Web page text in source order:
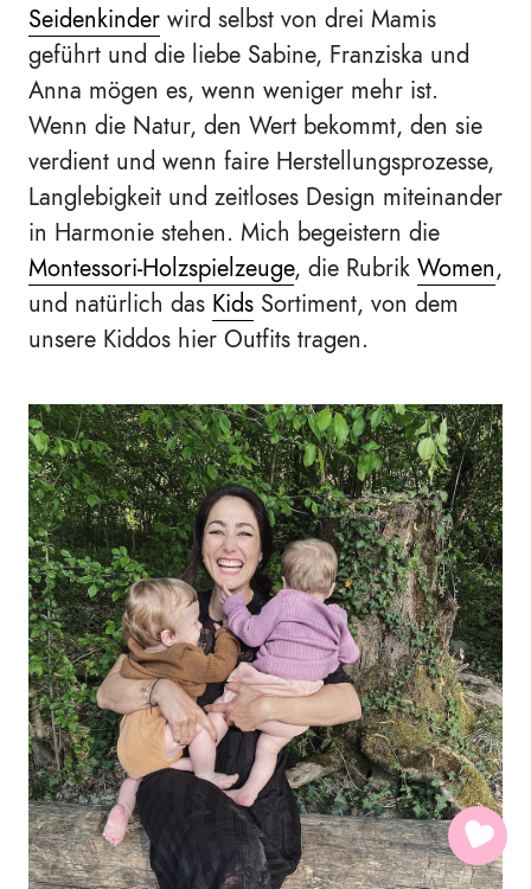
Seidenkinder wird selbst von drei Mamis
geführt und die liebe Sabine, Franziska und
Anna mögen es, wenn weniger mehr ist.
Wenn die Natur, den Wert bekommt, den sie
verdient und wenn faire Herstellungsprozesse,
Langlebigkeit und zeitloses Design miteinander
in Harmonie stehen. Mich begeistern die
Montessori-Holzspielzeuge, die Rubrik Women,
und natürlich das Kids Sortiment, von dem
unsere Kiddos hier Outfits tragen.